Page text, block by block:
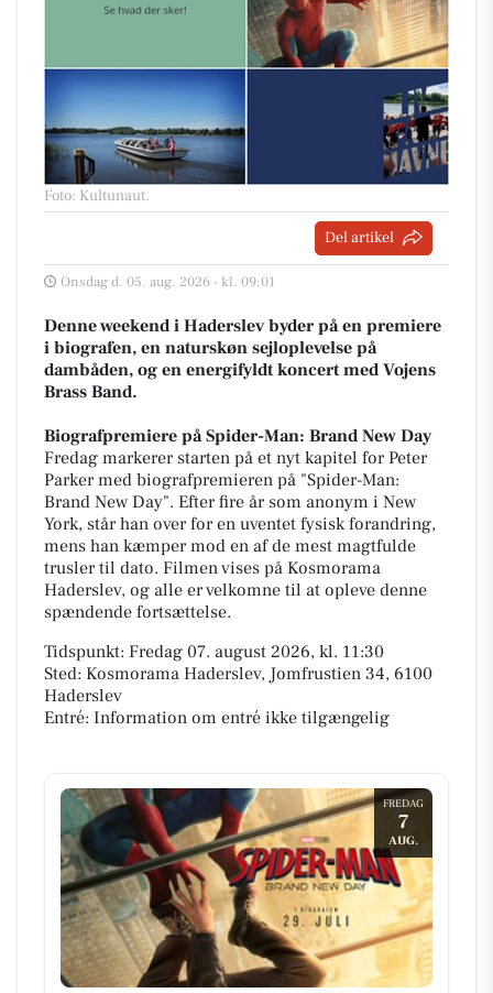
Foto: Kultunaut.
Del artikel
Onsdag d. 05. aug. 2026 - kl. 09:01
Denne weekend i Haderslev byder på en premiere
i biografen, en naturskøn sejloplevelse på
dambåden, og en energifyldt koncert med Vojens
Brass Band.
Biografpremiere på Spider-Man: Brand New Day
Fredag markerer starten på et nyt kapitel for Peter
Parker med biografpremieren på "Spider-Man:
Brand New Day". Efter fire år som anonym i New
York, står han over for en uventet fysisk forandring,
mens han kæmper mod en af de mest magtfulde
trusler til dato. Filmen vises på Kosmorama
Haderslev, og alle er velkomne til at opleve denne
spændende fortsættelse.
Tidspunkt: Fredag 07. august 2026, kl. 11:30
Sted: Kosmorama Haderslev, Jomfrustien 34, 6100
Haderslev
Entré: Information om entré ikke tilgængelig
FREDAG
7
AUG.